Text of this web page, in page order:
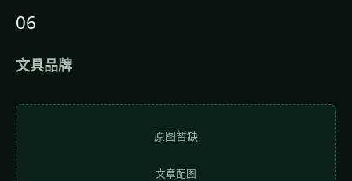
06
文具品牌
原图暂缺
文章配图